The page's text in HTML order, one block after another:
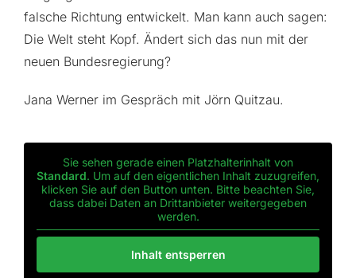
falsche Richtung entwickelt. Man kann auch sagen:
Die Welt steht Kopf. Ändert sich das nun mit der
neuen Bundesregierung?
Jana Werner im Gespräch mit Jörn Quitzau.
Sie sehen gerade einen Platzhalterinhalt von
Standard. Um auf den eigentlichen Inhalt zuzugreifen,
klicken Sie auf den Button unten. Bitte beachten Sie,
dass dabei Daten an Drittanbieter weitergegeben
werden.
Inhalt entsperren